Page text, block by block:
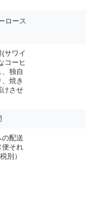
ロース
サワイ
コーヒ
独自
焼き
けさせ
の配送
便それ
別）